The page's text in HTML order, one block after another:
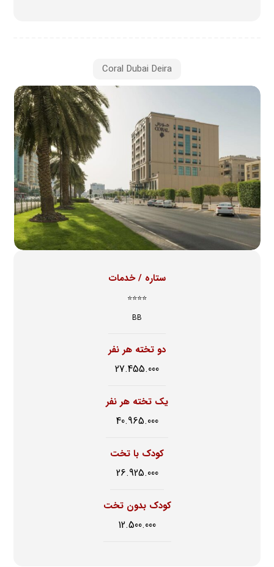
Coral Dubai Deira
ستاره / خدمات
⭐⭐⭐⭐
BB
دو تخته هر نفر
27.455.000
یک تخته هر نفر
40.965.000
کودک با تخت
26.925.000
کودک بدون تخت
12.500.000